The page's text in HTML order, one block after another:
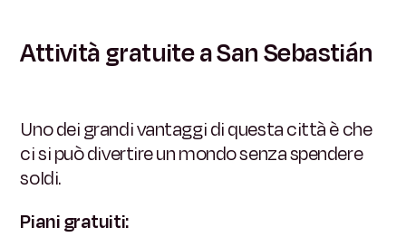
Attività gratuite a San Sebastián
Uno dei grandi vantaggi di questa città è che
ci si può divertire un mondo senza spendere
soldi.
Piani gratuiti: